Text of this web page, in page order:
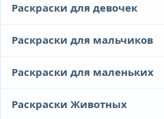
Раскраски для девочек
Раскраски для мальчиков
Раскраски для маленьких
Раскраски Животных